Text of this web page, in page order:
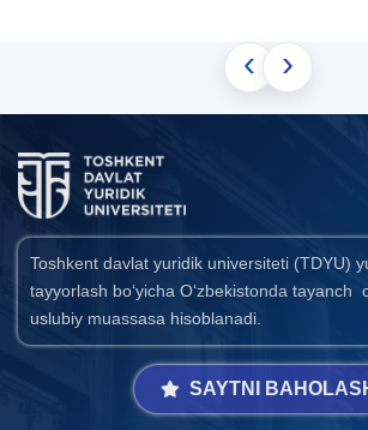
‹ ›
Toshkent davlat yuridik universiteti (TDYU)
tayyorlash bo‘yicha O‘zbekistonda tayanch
uslubiy muassasa hisoblanadi.
SAYTNI